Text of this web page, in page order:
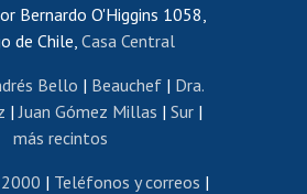
de renta
de renta honorarios
páginas blancas
Extranjeras/os
y reconocimiento de títulos
Bernardo O'Higgins 1058,
de Chile, Casa Central
Bello | Beauchef| Dra.
| Juan Gómez Millas | Sur |
más recintos
| Teléfonos y correos |